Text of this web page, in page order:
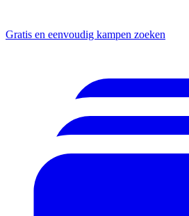
Gratis en eenvoudig kampen zoeken